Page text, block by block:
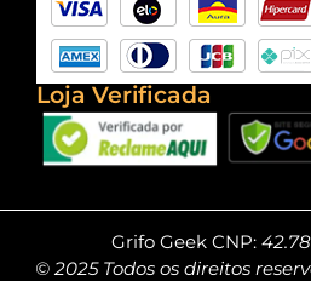
Loja Verificada
Grifo Geek CNP:
© 2025 Todos os direitos